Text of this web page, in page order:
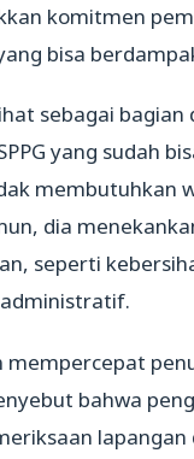
komitmen
bisa
sebagai
yang sudah
membutuhkan
dia
seperti
bahwa
lapangan